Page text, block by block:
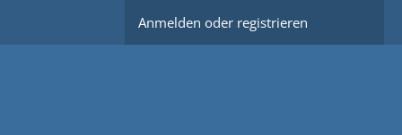
Anmelden oder registrieren